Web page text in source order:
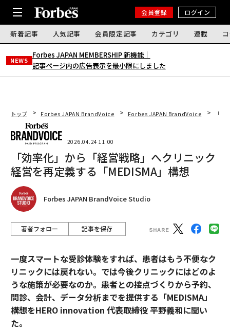
会員登録 ログイン
新着記事 人気記事 会員限定記事 カテゴリ 連載
NEWS
Forbes JAPAN MEMBERSHIP 新機能｜
記事ページ内の広告表示を最小限にしました
トップ Forbes JAPAN BrandVoice Forbes JAPAN BrandVoice 「
2026.04.24 11:00
「効率化」から「経営戦略」へクリニック
経営を再定義する「MEDISMA」構想
Forbes JAPAN BrandVoice Studio
著者フォロー 記事を保存
一度スマートな受診体験をすれば、患者はもう不便なク
リニックには戻れない。では今後クリニックにはどのよ
うな施策が必要なのか。患者との接点づくりから予約、
問診、会計、データ分析までを提供する「MEDISMA」
構想をHERO innovation 代表取締役 平野義和に聞い
た。